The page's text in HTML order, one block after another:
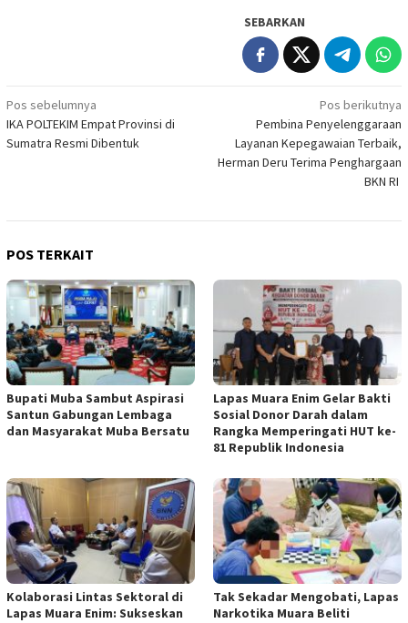
SEBARKAN
Navigasi
pos
Pos sebelumnya
IKA POLTEKIM Empat Provinsi di
Sumatra Resmi Dibentuk
Pos berikutnya
Pembina Penyelenggaraan
Layanan Kepegawaian Terbaik,
Herman Deru Terima Penghargaan
BKN RI
POS TERKAIT
Bupati Muba Sambut Aspirasi
Santun Gabungan Lembaga
dan Masyarakat Muba Bersatu
Lapas Muara Enim Gelar Bakti
Sosial Donor Darah dalam
Rangka Memperingati HUT ke-
81 Republik Indonesia
Kolaborasi Lintas Sektoral di
Lapas Muara Enim: Sukseskan
Tak Sekadar Mengobati, Lapas
Narkotika Muara Beliti